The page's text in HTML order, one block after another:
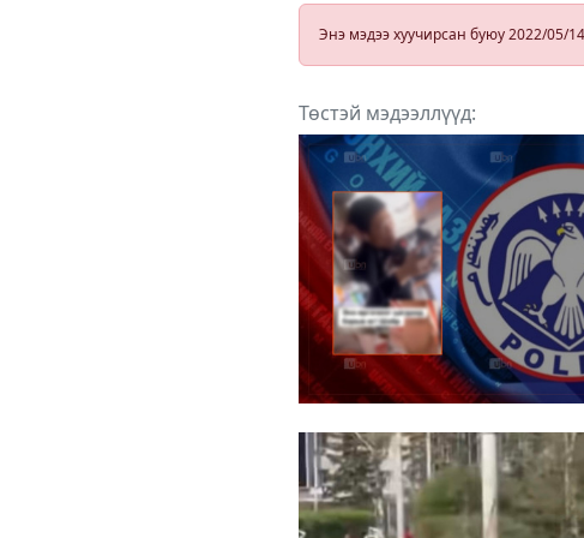
мордлоо
Энэ мэдээ хуучирсан буюу 2022/05/
Төстэй мэдээллүүд: